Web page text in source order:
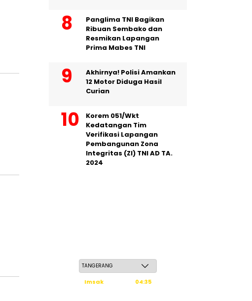
Panglima TNI Bagikan
Ribuan Sembako dan
Resmikan Lapangan
Prima Mabes TNI
Akhirnya! Polisi Amankan
12 Motor Diduga Hasil
Curian
Korem 051/Wkt
Kedatangan Tim
Verifikasi Lapangan
Pembangunan Zona
Integritas (ZI) TNI AD TA.
2024
Imsak
04:35